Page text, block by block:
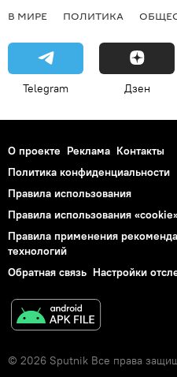
В МИРЕ ПОЛИТИКА
Telegram Дзен
О проекте Реклама Контакты
Политика конфиденциальности
Правила использования
Правила использования
Правила применения
технологий
Обратная связь Настройки
© 2026 Sputnik Все права